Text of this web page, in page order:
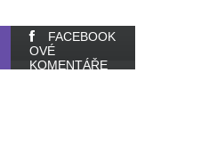
FACEBOOK
OVÉ
KOMENTÁŘE